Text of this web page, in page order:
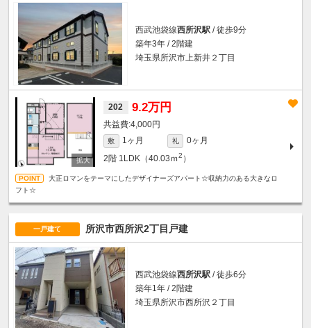
西武池袋線西所沢駅 / 徒歩9分
築年3年 / 2階建
埼玉県所沢市上新井２丁目
202 9.2万円
4,000円
敷 1ヶ月 礼
0ヶ月
2階 1LDK（40.03ｍ2 ）
大正ロマンをテーマにしたデザイナーズアパート☆収納力のある大きなロ
フト☆
一戸建て 所沢市西所沢2丁目戸建
西武池袋線西所沢駅 / 徒歩6分
築年1年 / 2階建
埼玉県所沢市西所沢２丁目